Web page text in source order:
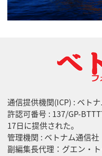
通信提供機関(ICP) : ベト
許認可番号 : 137/GP-
17日に提供された。
管理機関 : ベトナム通信社
副編集長代理：グエン・